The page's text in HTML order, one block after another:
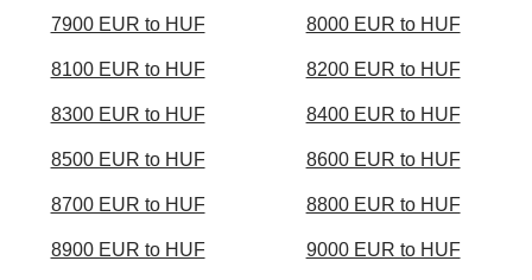
7900 EUR to HUF 8000 EUR to HUF
8100 EUR to HUF 8200 EUR to HUF
8300 EUR to HUF 8400 EUR to HUF
8500 EUR to HUF 8600 EUR to HUF
8700 EUR to HUF 8800 EUR to HUF
8900 EUR to HUF 9000 EUR to HUF